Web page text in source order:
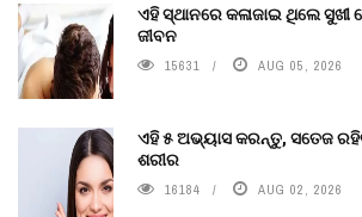
ଏହି ସ୍ଥାନରେ କଳାଜାଇ ଥିଲେ
ଜୀବନ
15631 AUG 05, 2026
ଏହି ୫ ଅଭ୍ୟାସ କରନ୍ତୁ, ସତେଜ
ଶରୀର
16184 AUG 02, 2026